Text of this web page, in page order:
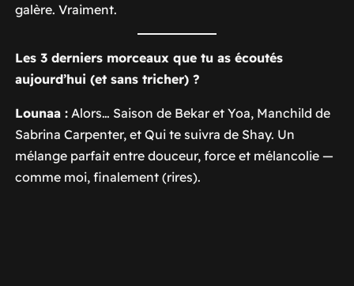
galère. Vraiment.
Les 3 derniers morceaux que tu as écoutés
aujourd’hui (et sans tricher) ?
Lounaa :Alors… Saison de Bekar et Yoa, Manchild de
Sabrina Carpenter, et Qui te suivra de Shay. Un
mélange parfait entre douceur, force et mélancolie —
comme moi, finalement (rires).